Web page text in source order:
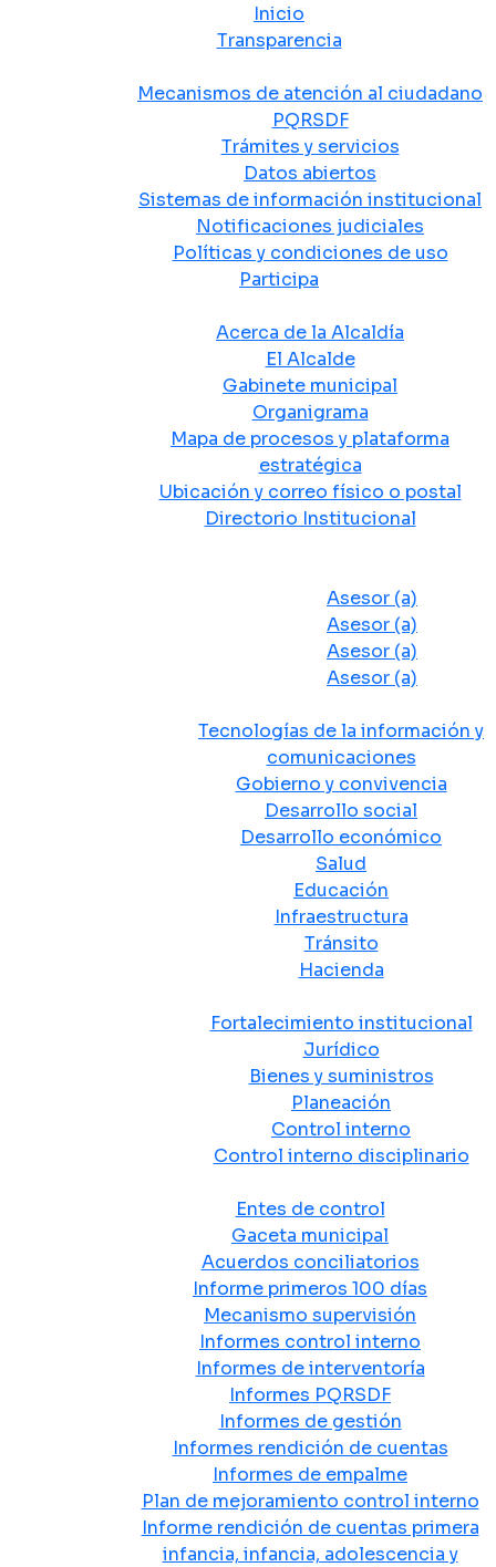
Inicio
Transparencia
Mecanismos de atención al ciudadano
PQRSDF
Trámites y servicios
Datos abiertos
Sistemas de información institucional
Notificaciones judiciales
Políticas y condiciones de uso
Participa
Acerca de la Alcaldía
El Alcalde
Gabinete municipal
Organigrama
Mapa de procesos y plataforma
estratégica
Ubicación y correo físico o postal
Directorio Institucional
Asesor (a)
Asesor (a)
Asesor (a)
Asesor (a)
Tecnologías de la información y
comunicaciones
Gobierno y convivencia
Desarrollo social
Desarrollo económico
Salud
Educación
Infraestructura
Tránsito
Hacienda
Fortalecimiento institucional
Jurídico
Bienes y suministros
Planeación
Control interno
Control interno disciplinario
Entes de control
Gaceta municipal
Acuerdos conciliatorios
Informe primeros 100 días
Mecanismo supervisión
Informes control interno
Informes de interventoría
Informes PQRSDF
Informes de gestión
Informes rendición de cuentas
Informes de empalme
Plan de mejoramiento control interno
Informe rendición de cuentas primera
infancia, infancia, adolescencia y